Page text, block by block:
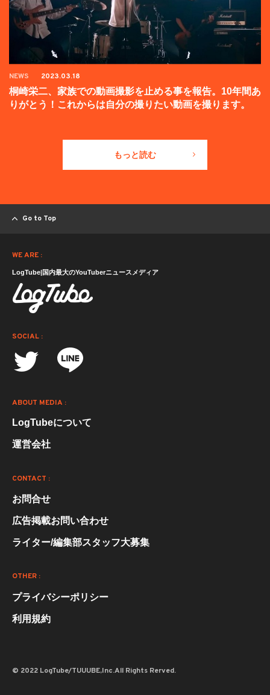
NEWS 2023.03.18
桐崎栄二、家族での動画撮影を止める事を報告。10年間あ
りがとう！これからは自分の撮りたい動画を撮ります。
もっと読む
Go to Top
WE ARE :
LogTube|国内最大のYouTuberニュースメディア
SOCIAL :
ABOUT MEDIA :
LogTubeについて
運営会社
CONTACT :
お問合せ
広告掲載お問い合わせ
ライター/編集部スタッフ大募集
OTHER :
プライバシーポリシー
利用規約
© 2022 LogTube/TUUUBE,Inc.All Rights Rerved.